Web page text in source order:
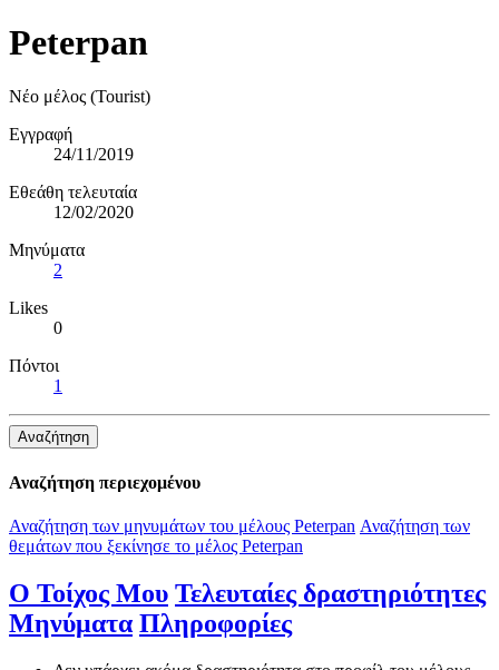
Peterpan
Νέο μέλος (Tourist)
Εγγραφή
24/11/2019
Εθεάθη τελευταία
12/02/2020
Μηνύματα
2
Likes
0
Πόντοι
1
Αναζήτηση
Αναζήτηση περιεχομένου
Αναζήτηση των μηνυμάτων του μέλους Peterpan Αναζήτηση των
θεμάτων που ξεκίνησε το μέλος Peterpan
Ο Τοίχος Μου Τελευταίες δραστηριότητες
Μηνύματα Πληροφορίες